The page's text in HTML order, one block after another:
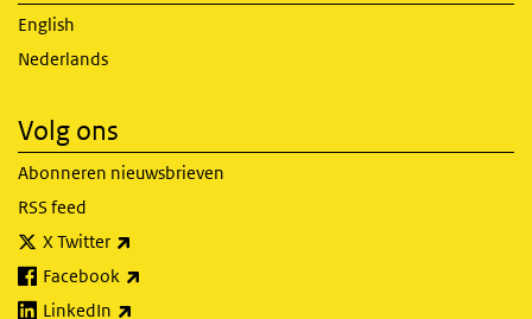
English
Nederlands
Volg ons
Abonneren nieuwsbrieven
RSS feed
X Twitter
Facebook
LinkedIn